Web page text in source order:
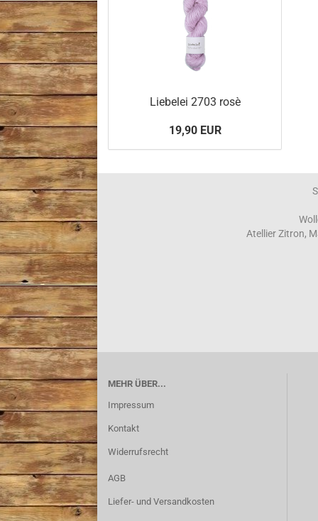
Liebelei 2703 rosè
19,90 EUR
Atellier Zitron,
MEHR ÜBER...
Impressum
Kontakt
Widerrufsrecht
AGB
Liefer- und Versandkosten